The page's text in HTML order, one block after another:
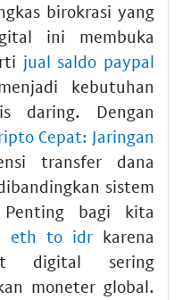
birokrasi yang
ini membuka
jual saldo paypal
kebutuhan
daring. Dengan
Cepat: Jaringan
transfer dana
sistem
Penting bagi kita
eth to idr karena
digital sering
moneter global.